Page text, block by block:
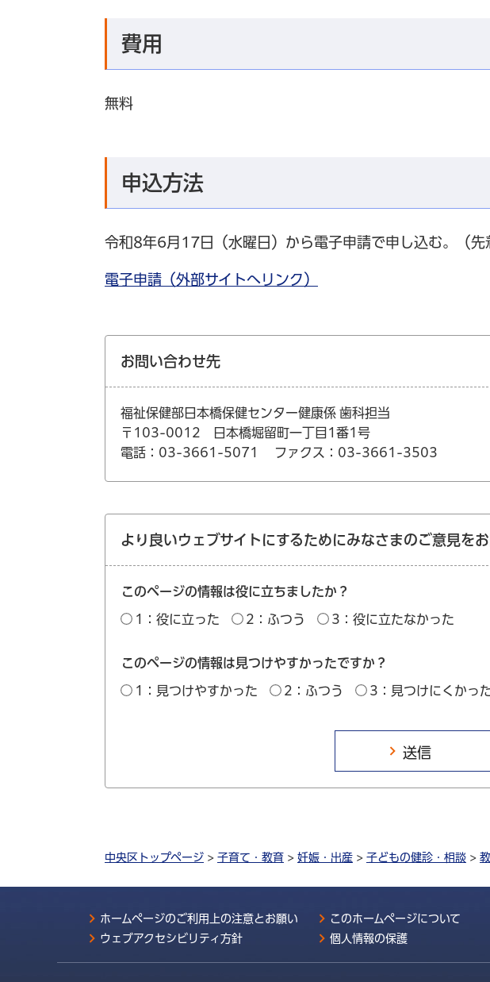
費用
無料
申込方法
令和8年6月17日（水曜日）から電子申請で申し込む。（先
電子申請（外部サイトへリンク）
お問い合わせ先
福祉保健部日本橋保健センター健康係 歯科担当
〒103-0012 日本橋堀留町一丁目1番1号
電話：03-3661-5071
ファクス：03-3661-3503
より良いウェブサイトにするためにみなさまのご意見を
このページの情報は役に立ちましたか？
1：役に立った 2：ふつう 3：役に立たなかった
このページの情報は見つけやすかったですか？
1：見つけやすかった 2：ふつう 3：見つけにくかっ
中央区トップページ > 子育て・教育 > 妊娠・出産 > 子どもの健診・相談 >
ホームページのご利用上の注意とお願い このホームページについて
ウェブアクセシビリティ方針
個人情報の保護